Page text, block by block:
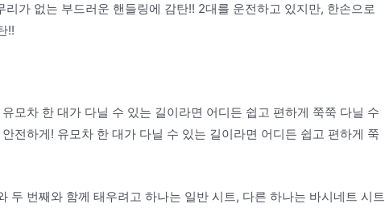
가 없는 부드러운 핸들링에 감탄!! 2대를 운전하고 있지만, 한손으로
!!
모차 한 대가 다닐 수 있는 길이라면 어디든 쉽고 편하게 쭉쭉 다닐 수
전하게! 유모차 한 대가 다닐 수 있는 길이라면 어디든 쉽고 편하게 쭉
두 번째와 함께 태우려고 하나는 일반 시트, 다른 하나는 바시네트 시트